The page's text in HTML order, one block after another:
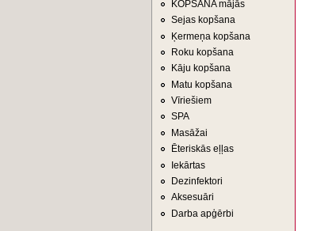
KOPŠANA mājās
Sejas kopšana
Ķermeņa kopšana
Roku kopšana
Kāju kopšana
Matu kopšana
Vīriešiem
SPA
Masāžai
Ēteriskās eļļas
Iekārtas
Dezinfektori
Aksesuāri
Darba apģērbi